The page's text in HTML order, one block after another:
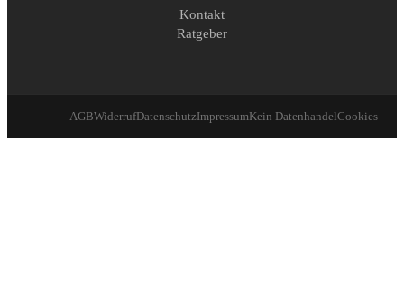
Kontakt
Ratgeber
AGBWiderrufDatenschutzImpressumKein DatenhandelCookies